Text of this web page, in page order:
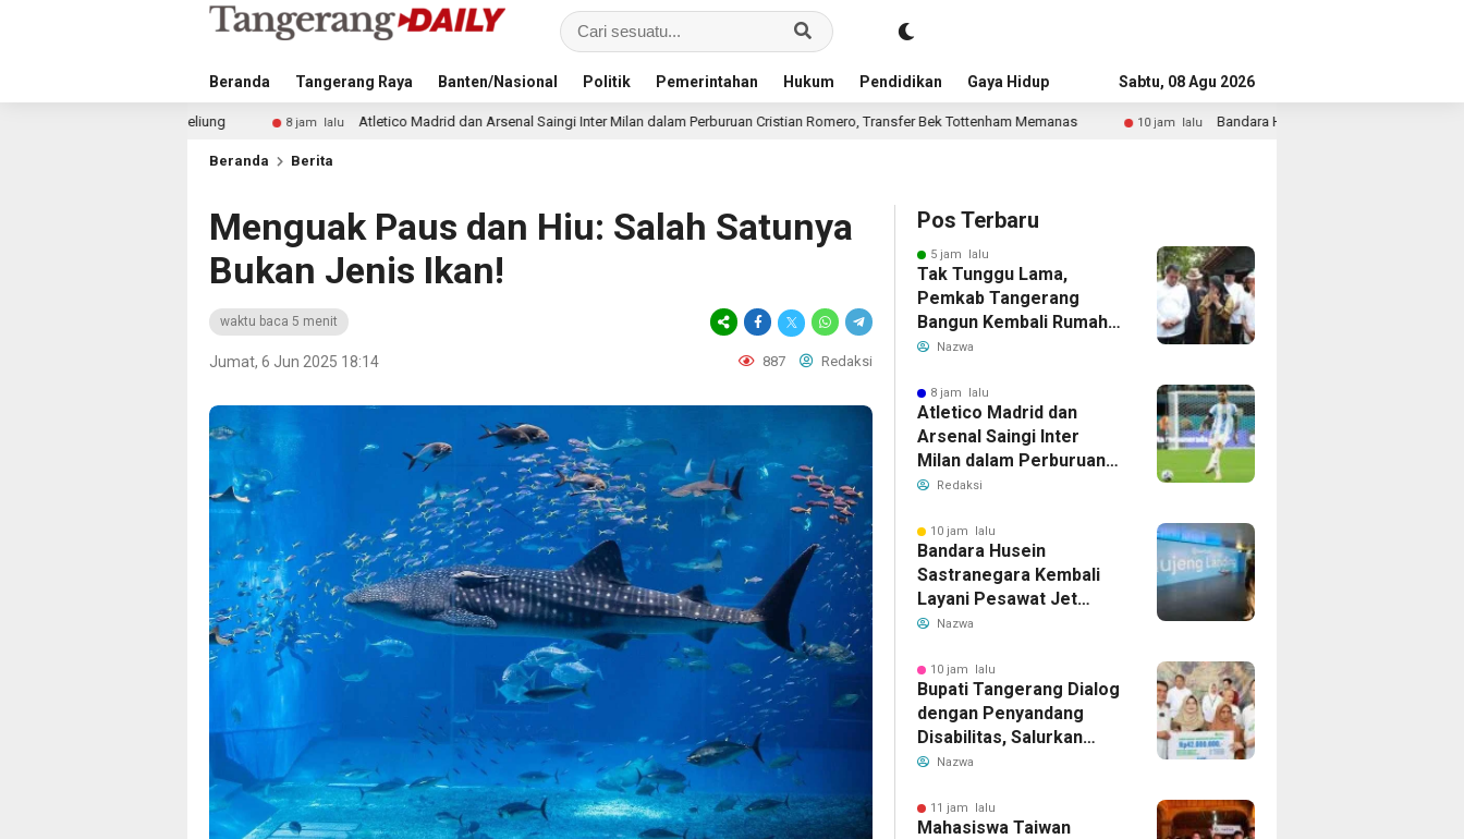
Beranda Tangerang Raya Banten/Nasional Politik Pemerintahan Hukum Pendidikan Gaya Hidup AdvertorialSabtu, 08 Agu 2026
Atletico Madrid dan Arsenal Saingi Inter Milan dalam Perburuan Cristian Romero, Transfer Bek Tottenham Memanas 10 jam lalu Bandara Husein Sastranegara Kembali Layani Pesawat Jet
Beranda Berita
Menguak Paus dan Hiu: Salah Satunya
Bukan Jenis Ikan!
waktu baca 5 menit
Jumat, 6 Jun 2025 18:14 887 Redaksi
Pos Terbaru
5 jam lalu
Tak Tunggu Lama,
Pemkab Tangerang
Bangun Kembali Rumah
Warga yang Roboh
Nazwa
8 jam lalu
Atletico Madrid dan
Arsenal Saingi Inter
Milan dalam Perburuan
Cristian Romero,
Memanas
Redaksi
10 jam lalu
Bandara Husein
Sastranegara Kembali
Layani Pesawat Jet
Mulai 14 Agustus 2026,
Rute Bandung-Denpasar
Nazwa
10 jam lalu
Bupati Tangerang Dialog
dengan Penyandang
Disabilitas, Salurkan
Bantuan dan Tampung
Nazwa
11 jam lalu
Mahasiswa Taiwan